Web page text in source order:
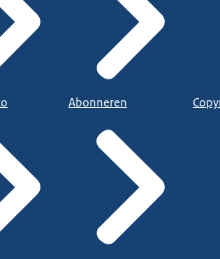
Abonneren